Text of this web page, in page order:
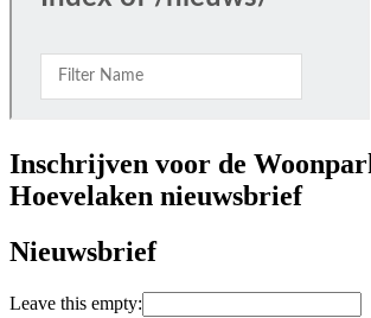
Inschrijven voor de
Hoevelaken nieuwsbrief
Nieuwsbrief
Leave this empty: